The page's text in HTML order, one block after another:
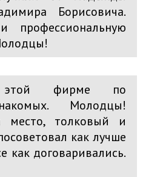
Борисовича.
этой фирме по
Молодцы!
место, толковый и
как лучше
как договаривались.